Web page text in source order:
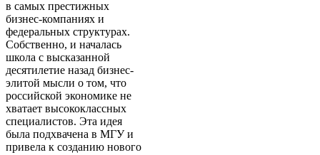
в самых престижных
бизнес-компаниях и
федеральных структурах.
Собственно, и началась
школа с высказанной
десятилетие назад бизнес-
элитой мысли о том, что
российской экономике не
хватает высококлассных
специалистов. Эта идея
была подхвачена в МГУ и
привела к созданию нового